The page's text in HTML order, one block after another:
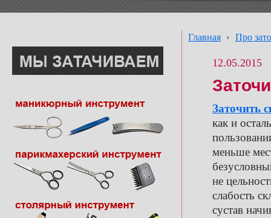
Главная › Про
12.05.2015
Заточить
как и
меньше
не
слабость
сустав